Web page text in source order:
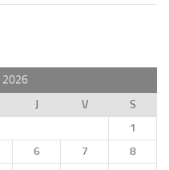
2026
J V
S
1
6 7
8